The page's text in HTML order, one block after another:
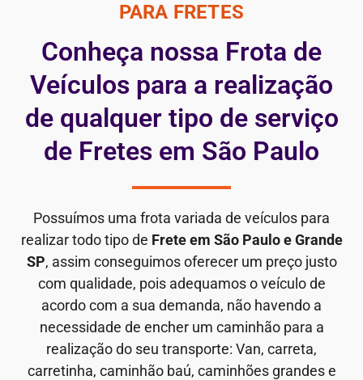
PARA FRETES
Conheça nossa Frota de
Veículos para a realização
de qualquer tipo de serviço
de Fretes em São Paulo
Possuímos uma frota variada de veículos para
realizar todo tipo de Frete em São Paulo e Grande
SP, assim conseguimos oferecer um preço justo
com qualidade, pois adequamos o veículo de
acordo com a sua demanda, não havendo a
necessidade de encher um caminhão para a
realização do seu transporte: Van, carreta,
carretinha, caminhão baú, caminhões grandes e